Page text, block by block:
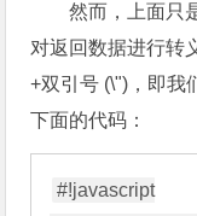
然而，上面只
对返回数据进行转
+双引号 (\")，即我
下面的代码：
#!javascript